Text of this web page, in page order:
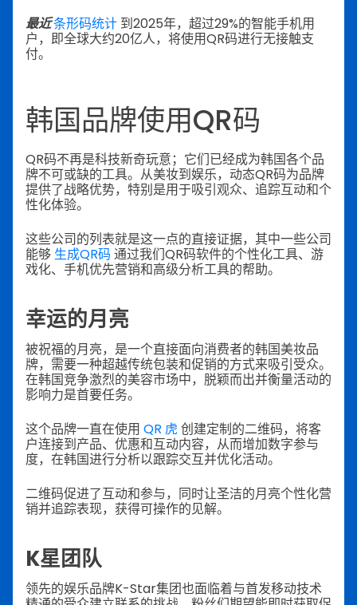
最近条形码统计 到2025年，超过29%的智能手机用
户，即全球大约20亿人，将使用QR码进行无接触支
付。
韩国品牌使用QR码
QR码不再是科技新奇玩意；它们已经成为韩国各个品
牌不可或缺的工具。从美妆到娱乐，动态QR码为品牌
提供了战略优势，特别是用于吸引观众、追踪互动和个
性化体验。
这些公司的列表就是这一点的直接证据，其中一些公司
能够 生成QR码 通过我们QR码软件的个性化工具、游
戏化、手机优先营销和高级分析工具的帮助。
幸运的月亮
被祝福的月亮，是一个直接面向消费者的韩国美妆品
牌，需要一种超越传统包装和促销的方式来吸引受众。
在韩国竞争激烈的美容市场中，脱颖而出并衡量活动的
影响力是首要任务。
这个品牌一直在使用 QR 虎 创建定制的二维码，将客
户连接到产品、优惠和互动内容，从而增加数字参与
度，在韩国进行分析以跟踪交互并优化活动。
二维码促进了互动和参与，同时让圣洁的月亮个性化营
销并追踪表现，获得可操作的见解。
K星团队
领先的娱乐品牌K-Star集团也面临着与首发移动技术